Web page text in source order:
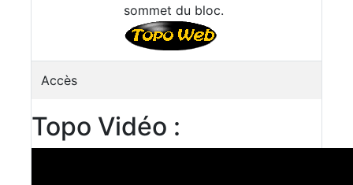
sommet du bloc.
Accès
Topo Vidéo :